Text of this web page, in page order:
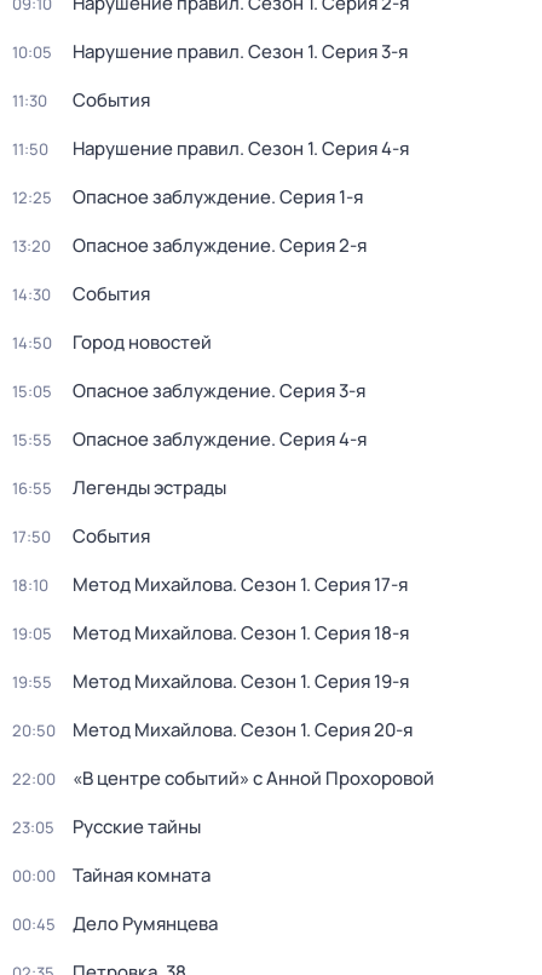
10:05 Нарушение правил. Сезон 1. Серия 3-я
11:30 События
11:50 Нарушение правил. Сезон 1. Серия 4-я
12:25 Опасное заблуждение. Серия 1-я
13:20 Опасное заблуждение. Серия 2-я
14:30 События
14:50 Город новостей
15:05 Опасное заблуждение. Серия 3-я
15:55 Опасное заблуждение. Серия 4-я
16:55 Легенды эстрады
17:50 События
18:10 Метод Михайлова. Сезон 1. Серия 17-я
19:05 Метод Михайлова. Сезон 1. Серия 18-я
19:55 Метод Михайлова. Сезон 1. Серия 19-я
20:50 Метод Михайлова. Сезон 1. Серия 20-я
22:00 «В центре событий» с Анной Прохоровой
23:05 Русские тайны
00:00 Тайная комната
00:45 Дело Румянцева